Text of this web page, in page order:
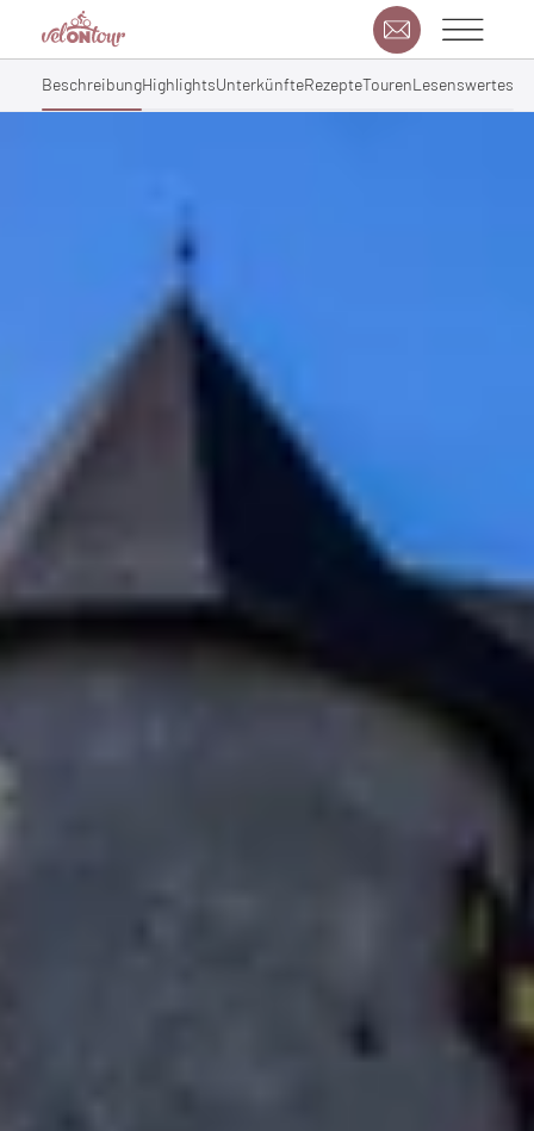
BeschreibungHighlightsUnterkünfteRezepteTourenLesenswertes